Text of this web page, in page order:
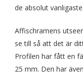
de absolut
Affischramens
se till så att det är
Profilen har fått en
25 mm. Den har